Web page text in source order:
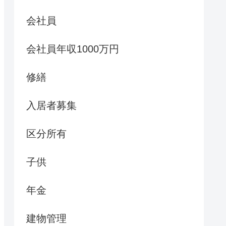
会社員
会社員年収1000万円
修繕
入居者募集
区分所有
子供
年金
建物管理